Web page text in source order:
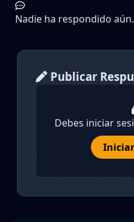
Nadie ha respondido
Publicar
Debes iniciar